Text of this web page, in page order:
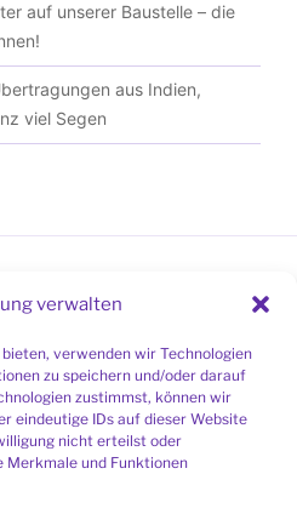
verwalten
verwenden wir Technologien
zu speichern und/oder darauf
zustimmst, können wir
eindeutige IDs auf dieser Website
nicht erteilst oder
und Funktionen
auf unserer Baustelle – die
aus Indien,
viel Segen
über Zoom
per E-Mail)